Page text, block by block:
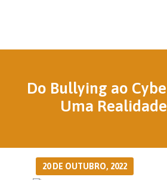
Do Bullying ao
Uma
20 DE OUTUBRO, 2022